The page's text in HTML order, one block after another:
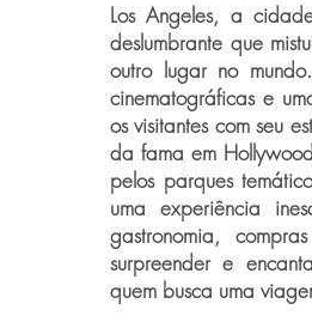
Los Angeles, a
deslumbrante que
outro lugar no
cinematográficas e
os visitantes com seu
da fama em
pelos parques
uma experiência
gastronomia,
surpreender e
quem busca uma